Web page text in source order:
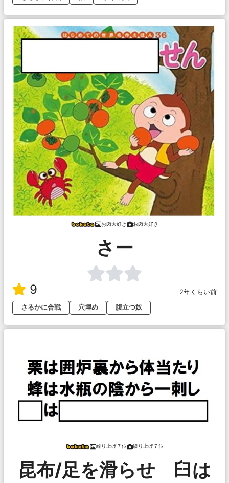
お肉大好き お肉大好き
さー
9
2年くらい前
さるかに合戦
穴埋め 腹立つ奴
繰り上げ７位 繰り上げ７位
昆布/足を滑らせ 臼は